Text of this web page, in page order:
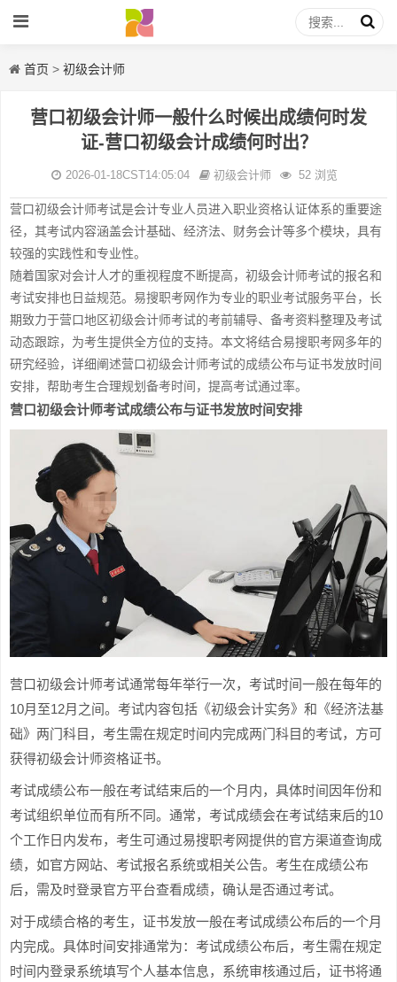
首页 > 初级会计师
营口初级会计师一般什么时候出成绩何时发
证-营口初级会计成绩何时出？
2026-01-18CST14:05:04 初级会计师 52 浏览
营口初级会计师考试是会计专业人员进入职业资格认证体系的重要途
径，其考试内容涵盖会计基础、经济法、财务会计等多个模块，具有
较强的实践性和专业性。
随着国家对会计人才的重视程度不断提高，初级会计师考试的报名和
考试安排也日益规范。易搜职考网作为专业的职业考试服务平台，长
期致力于营口地区初级会计师考试的考前辅导、备考资料整理及考试
动态跟踪，为考生提供全方位的支持。本文将结合易搜职考网多年的
研究经验，详细阐述营口初级会计师考试的成绩公布与证书发放时间
安排，帮助考生合理规划备考时间，提高考试通过率。
营口初级会计师考试成绩公布与证书发放时间安排
营口初级会计师考试通常每年举行一次，考试时间一般在每年的
10月至12月之间。考试内容包括《初级会计实务》和《经济法基
础》两门科目，考生需在规定时间内完成两门科目的考试，方可
获得初级会计师资格证书。
考试成绩公布一般在考试结束后的一个月内，具体时间因年份和
考试组织单位而有所不同。通常，考试成绩会在考试结束后的10
个工作日内发布，考生可通过易搜职考网提供的官方渠道查询成
绩，如官方网站、考试报名系统或相关公告。考生在成绩公布
后，需及时登录官方平台查看成绩，确认是否通过考试。
对于成绩合格的考生，证书发放一般在考试成绩公布后的一个月
内完成。具体时间安排通常为：考试成绩公布后，考生需在规定
时间内登录系统填写个人基本信息，系统审核通过后，证书将通